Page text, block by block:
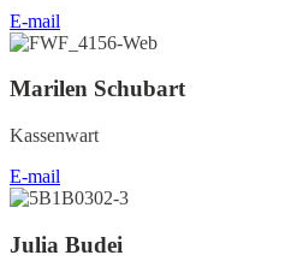
E-mail
Marilen Schubart
Kassenwart
E-mail
Julia Budei